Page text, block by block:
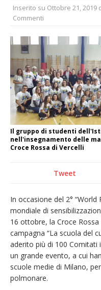
Nuovo
incendio
Dieci anni
Inserito su Ottobre 21, 2019
Commenti
Il gruppo di studenti
nell'insegnamento delle
Croce Rossa di Vercelli
Tweet
In occasione del 2°
mondiale di
16 ottobre, la Croce
campagna “La scuola del
aderito più di 100
un grande evento, a cui
scuole medie di Milano,
polmonare.